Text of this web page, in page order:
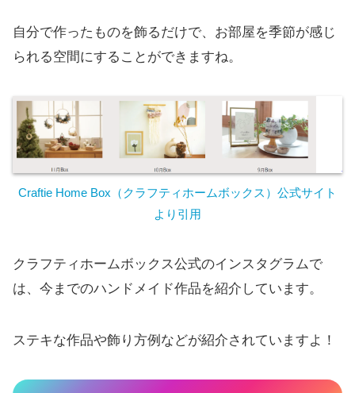
自分で作ったものを飾るだけで、お部屋を季節が感じ
られる空間にすることができますね。
Craftie Home Box（クラフティホームボックス）公式サイト
より引用
クラフティホームボックス公式のインスタグラムで
は、今までのハンドメイド作品を紹介しています。
ステキな作品や飾り方例などが紹介されていますよ！